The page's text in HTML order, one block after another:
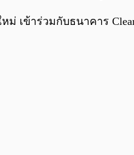
เข้าร่วมกับธนาคาร